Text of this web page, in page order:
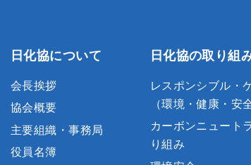
日化協について
会長挨拶
協会概要
主要組織・事務局
役員名簿
日化協の取り組
レスポンシブル・
（環境・健康・安
カーボンニュート
り組み